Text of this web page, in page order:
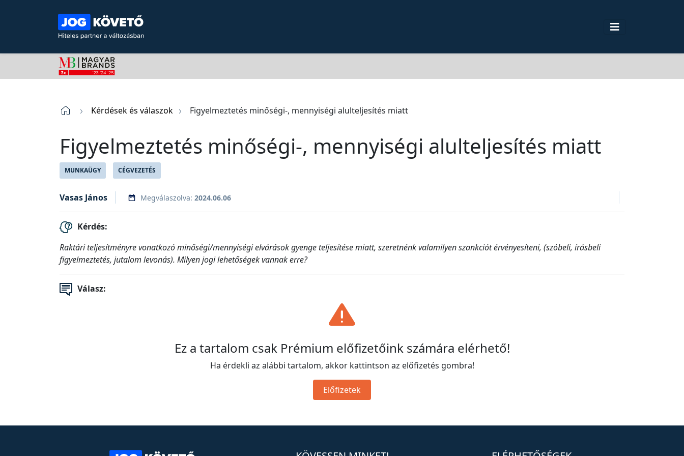
Kérdések és válaszok Figyelmeztetés minőségi-, mennyiségi alulteljesítés miatt
Figyelmeztetés minőségi-, mennyiségi alulteljesítés miatt
MUNKAÜGY CÉGVEZETÉS
Vasas János Megválaszolva: 2024.06.06
Kérdés:
Raktári teljesítményre vonatkozó minőségi/mennyiségi elvárások gyenge teljesítése miatt, szeretnénk valamilyen szankciót érvényesíteni, (szóbeli, írásbeli
figyelmeztetés, jutalom levonás). Milyen jogi lehetőségek vannak erre?
Válasz:
Ez a tartalom csak Prémium előfizetőink számára elérhető!
Ha érdekli az alábbi tartalom, akkor kattintson az előfizetés gombra!
Előfizetek